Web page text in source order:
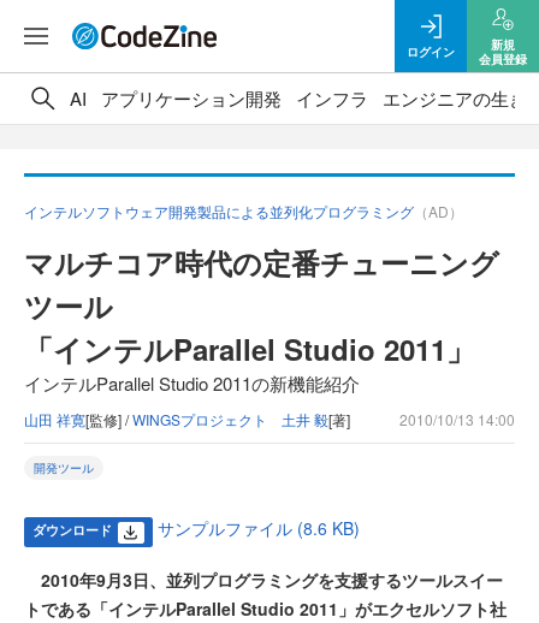
ログイン
新規
会員登録
AI アプリケーション開発 インフラ エンジニアの生き
インテルソフトウェア開発製品による並列化プログラミング （AD）
マルチコア時代の定番チューニング
ツール
「インテルParallel Studio 2011」
インテルParallel Studio 2011の新機能紹介
山田 祥寛[監修] /WINGSプロジェクト 土井 毅[著] 2010/10/13 14:00
開発ツール
ダウンロード サンプルファイル (8.6 KB)
2010年9月3日、並列プログラミングを支援するツールスイー
トである「インテルParallel Studio 2011」がエクセルソフト社